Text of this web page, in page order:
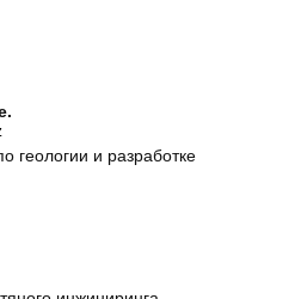
геологии и разработке